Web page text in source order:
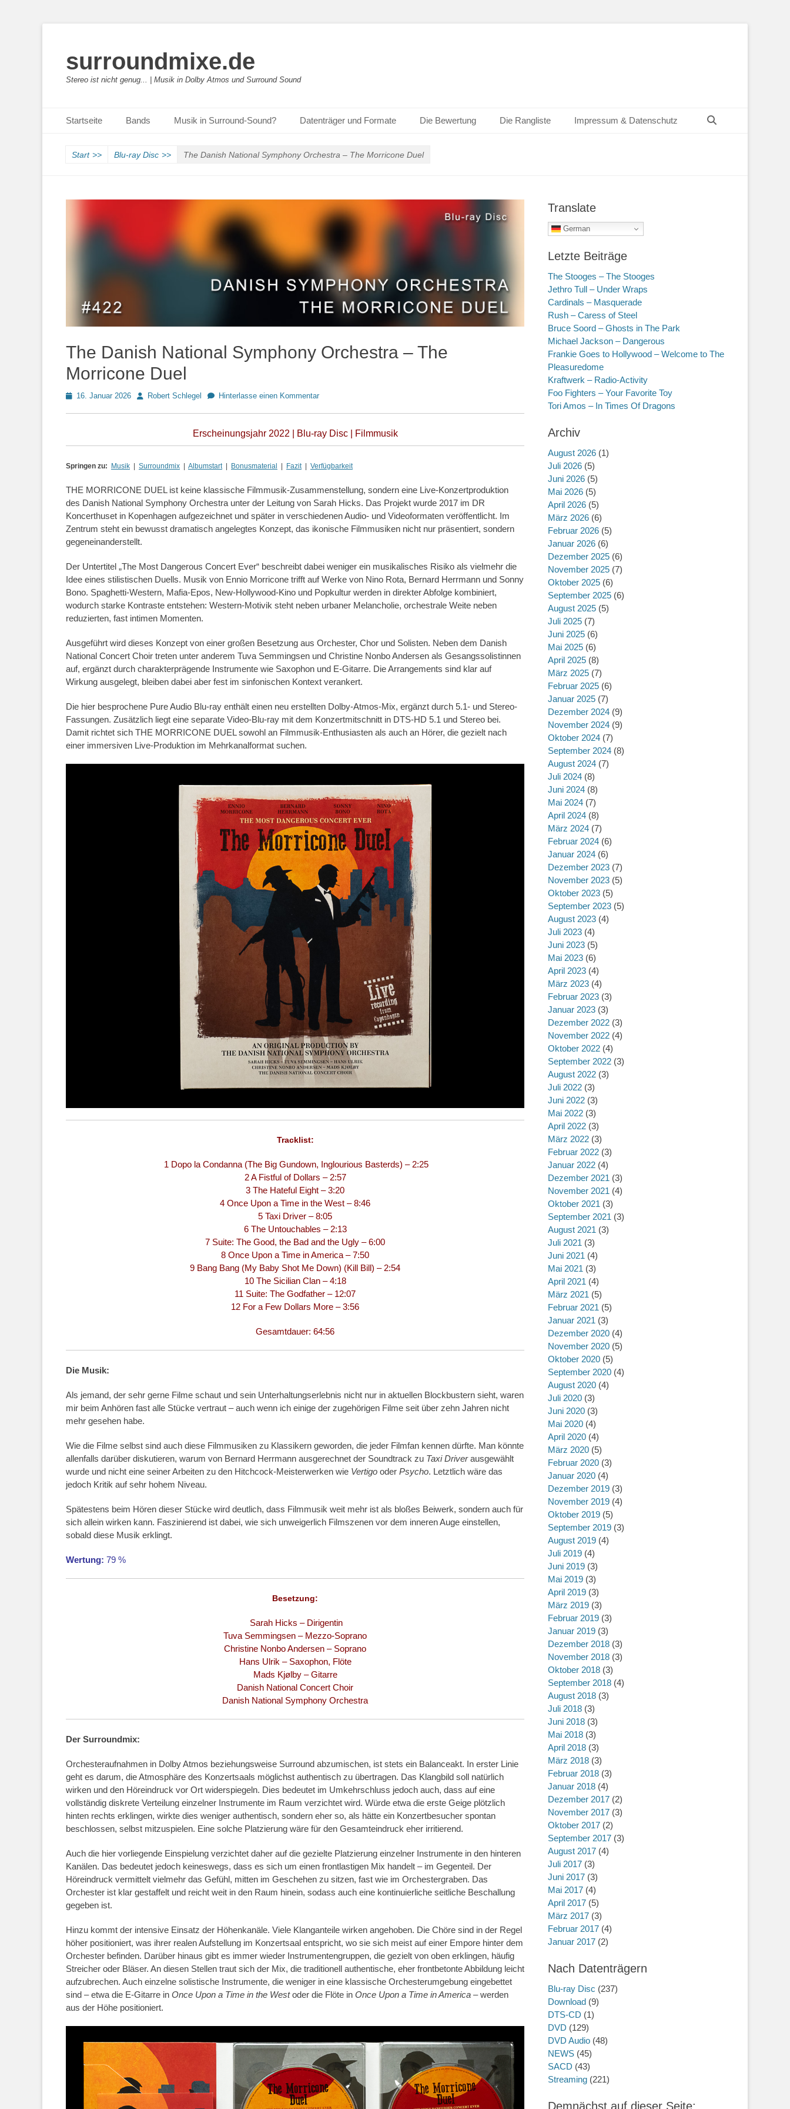
surroundmixe.de
Stereo ist nicht genug... | Musik in Dolby Atmos und Surround Sound
Primäres Menü
Inhalt
Startseite Bands Musik in Surround-Sound? Datenträger und Formate Die Bewertung Die Rangliste Impressum & Datenschutz
Start >> Blu-ray Disc >> The Danish National Symphony Orchestra – The Morricone Duel
The Danish National Symphony Orchestra – The
Morricone Duel
Posted16. Januar 2026 AutorRobert Schlegel Hinterlasse einen Kommentar
Erscheinungsjahr 2022 | Blu-ray Disc | Filmmusik
Springen zu: Musik Surroundmix Albumstart| Bonusmaterial Fazit| Verfügbarkeit
THE MORRICONE DUEL ist keine klassische Filmmusik-Zusammenstellung, sondern eine Live-Konzertproduktion
des Danish National Symphony Orchestra unter der Leitung von Sarah Hicks. Das Projekt wurde 2017 im DR
Koncerthuset in Kopenhagen aufgezeichnet und später in verschiedenen Audio- und Videoformaten veröffentlicht. Im
Zentrum steht ein bewusst dramatisch angelegtes Konzept, das ikonische Filmmusiken nicht nur präsentiert, sondern
gegeneinanderstellt.
Der Untertitel „The Most Dangerous Concert Ever“ beschreibt dabei weniger ein musikalisches Risiko als vielmehr die
Idee eines stilistischen Duells. Musik von Ennio Morricone trifft auf Werke von Nino Rota, Bernard Herrmann und Sonny
Bono. Spaghetti-Western, Mafia-Epos, New-Hollywood-Kino und Popkultur werden in direkter Abfolge kombiniert,
wodurch starke Kontraste entstehen: Western-Motivik steht neben urbaner Melancholie, orchestrale Weite neben
reduzierten, fast intimen Momenten.
Ausgeführt wird dieses Konzept von einer großen Besetzung aus Orchester, Chor und Solisten. Neben dem Danish
National Concert Choir treten unter anderem Tuva Semmingsen und Christine Nonbo Andersen als Gesangssolistinnen
auf, ergänzt durch charakterprägende Instrumente wie Saxophon und E-Gitarre. Die Arrangements sind klar auf
Wirkung ausgelegt, bleiben dabei aber fest im sinfonischen Kontext verankert.
Die hier besprochene Pure Audio Blu-ray enthält einen neu erstellten Dolby-Atmos-Mix, ergänzt durch 5.1- und Stereo-
Fassungen. Zusätzlich liegt eine separate Video-Blu-ray mit dem Konzertmitschnitt in DTS-HD 5.1 und Stereo bei.
Damit richtet sich THE MORRICONE DUEL sowohl an Filmmusik-Enthusiasten als auch an Hörer, die gezielt nach
einer immersiven Live-Produktion im Mehrkanalformat suchen.
Tracklist:
1 Dopo la Condanna (The Big Gundown, Inglourious Basterds) – 2:25
2 A Fistful of Dollars – 2:57
3 The Hateful Eight – 3:20
4 Once Upon a Time in the West – 8:46
5 Taxi Driver – 8:05
6 The Untouchables – 2:13
7 Suite: The Good, the Bad and the Ugly – 6:00
8 Once Upon a Time in America – 7:50
9 Bang Bang (My Baby Shot Me Down) (Kill Bill) – 2:54
10 The Sicilian Clan – 4:18
11 Suite: The Godfather – 12:07
12 For a Few Dollars More – 3:56
Gesamtdauer: 64:56
Die Musik:
Als jemand, der sehr gerne Filme schaut und sein Unterhaltungserlebnis nicht nur in aktuellen Blockbustern sieht, waren
mir beim Anhören fast alle Stücke vertraut – auch wenn ich einige der zugehörigen Filme seit über zehn Jahren nicht
mehr gesehen habe.
Wie die Filme selbst sind auch diese Filmmusiken zu Klassikern geworden, die jeder Filmfan kennen dürfte. Man könnte
allenfalls darüber diskutieren, warum von Bernard Herrmann ausgerechnet der Soundtrack zu Taxi Driverausgewählt
wurde und nicht eine seiner Arbeiten zu den Hitchcock-Meisterwerken wie Vertigo oder Psycho. Letztlich wäre das
jedoch Kritik auf sehr hohem Niveau.
Spätestens beim Hören dieser Stücke wird deutlich, dass Filmmusik weit mehr ist als bloßes Beiwerk, sondern auch für
sich allein wirken kann. Faszinierend ist dabei, wie sich unweigerlich Filmszenen vor dem inneren Auge einstellen,
sobald diese Musik erklingt.
Wertung: 79 %
Besetzung:
Sarah Hicks​ – Dirigentin
Tuva Semmingsen – Mezzo-Soprano​
Christine Nonbo Andersen – Soprano​
Hans Ulrik – Saxophon, Flöte​
Mads Kjølby – Gitarre​
Danish National Concert Choir​
Danish National Symphony Orchestra
Der Surroundmix:
Orchesteraufnahmen in Dolby Atmos beziehungsweise Surround abzumischen, ist stets ein Balanceakt. In erster Linie
geht es darum, die Atmosphäre des Konzertsaals möglichst authentisch zu übertragen. Das Klangbild soll natürlich
wirken und den Höreindruck vor Ort widerspiegeln. Dies bedeutet im Umkehrschluss jedoch auch, dass auf eine
vollständig diskrete Verteilung einzelner Instrumente im Raum verzichtet wird. Würde etwa die erste Geige plötzlich
hinten rechts erklingen, wirkte dies weniger authentisch, sondern eher so, als hätte ein Konzertbesucher spontan
beschlossen, selbst mitzuspielen. Eine solche Platzierung wäre für den Gesamteindruck eher irritierend.
Auch die hier vorliegende Einspielung verzichtet daher auf die gezielte Platzierung einzelner Instrumente in den hinteren
Kanälen. Das bedeutet jedoch keineswegs, dass es sich um einen frontlastigen Mix handelt – im Gegenteil. Der
Höreindruck vermittelt vielmehr das Gefühl, mitten im Geschehen zu sitzen, fast wie im Orchestergraben. Das
Orchester ist klar gestaffelt und reicht weit in den Raum hinein, sodass auch eine kontinuierliche seitliche Beschallung
gegeben ist.
Hinzu kommt der intensive Einsatz der Höhenkanäle. Viele Klanganteile wirken angehoben. Die Chöre sind in der Regel
höher positioniert, was ihrer realen Aufstellung im Konzertsaal entspricht, wo sie sich meist auf einer Empore hinter dem
Orchester befinden. Darüber hinaus gibt es immer wieder Instrumentengruppen, die gezielt von oben erklingen, häufig
Streicher oder Bläser. An diesen Stellen traut sich der Mix, die traditionell authentische, eher frontbetonte Abbildung leicht
aufzubrechen. Auch einzelne solistische Instrumente, die weniger in eine klassische Orchesterumgebung eingebettet
sind – etwa die E-Gitarre in Once Upon a Time in the Westoder die Flöte in Once Upon a Time in America – werden
aus der Höhe positioniert.
Translate
German
Letzte Beiträge
The Stooges – The Stooges
Jethro Tull – Under Wraps
Cardinals – Masquerade
Rush – Caress of Steel
Bruce Soord – Ghosts in The Park
Michael Jackson – Dangerous
Frankie Goes to Hollywood – Welcome to The
Pleasuredome
Kraftwerk – Radio-Activity
Foo Fighters – Your Favorite Toy
Tori Amos – In Times Of Dragons
Archiv
August 2026 (1)
Juli 2026 (5)
Juni 2026 (5)
Mai 2026 (5)
April 2026 (5)
März 2026 (6)
Februar 2026 (5)
Januar 2026 (6)
Dezember 2025 (6)
November 2025 (7)
Oktober 2025 (6)
September 2025 (6)
August 2025 (5)
Juli 2025 (7)
Juni 2025 (6)
Mai 2025 (6)
April 2025 (8)
März 2025 (7)
Februar 2025 (6)
Januar 2025 (7)
Dezember 2024 (9)
November 2024 (9)
Oktober 2024 (7)
September 2024 (8)
August 2024 (7)
Juli 2024 (8)
Juni 2024 (8)
Mai 2024 (7)
April 2024 (8)
März 2024 (7)
Februar 2024 (6)
Januar 2024 (6)
Dezember 2023 (7)
November 2023 (5)
Oktober 2023 (5)
September 2023 (5)
August 2023 (4)
Juli 2023 (4)
Juni 2023 (5)
Mai 2023 (6)
April 2023 (4)
März 2023 (4)
Februar 2023 (3)
Januar 2023 (3)
Dezember 2022 (3)
November 2022 (4)
Oktober 2022 (4)
September 2022 (3)
August 2022 (3)
Juli 2022 (3)
Juni 2022 (3)
Mai 2022 (3)
April 2022 (3)
März 2022 (3)
Februar 2022 (3)
Januar 2022 (4)
Dezember 2021 (3)
November 2021 (4)
Oktober 2021 (3)
September 2021 (3)
August 2021 (3)
Juli 2021 (3)
Juni 2021 (4)
Mai 2021 (3)
April 2021 (4)
März 2021 (5)
Februar 2021 (5)
Januar 2021 (3)
Dezember 2020 (4)
November 2020 (5)
Oktober 2020 (5)
September 2020 (4)
August 2020 (4)
Juli 2020 (3)
Juni 2020 (3)
Mai 2020 (4)
April 2020 (4)
März 2020 (5)
Februar 2020 (3)
Januar 2020 (4)
Dezember 2019 (3)
November 2019 (4)
Oktober 2019 (5)
September 2019 (3)
August 2019 (4)
Juli 2019 (4)
Juni 2019 (3)
Mai 2019 (3)
April 2019 (3)
März 2019 (3)
Februar 2019 (3)
Januar 2019 (3)
Dezember 2018 (3)
November 2018 (3)
Oktober 2018 (3)
September 2018 (4)
August 2018 (3)
Juli 2018 (3)
Juni 2018 (3)
Mai 2018 (3)
April 2018 (3)
März 2018 (3)
Februar 2018 (3)
Januar 2018 (4)
Dezember 2017 (2)
November 2017 (3)
Oktober 2017 (2)
September 2017 (3)
August 2017 (4)
Juli 2017 (3)
Juni 2017 (3)
Mai 2017 (4)
April 2017 (5)
März 2017 (3)
Februar 2017 (4)
Januar 2017 (2)
Nach Datenträgern
Blu-ray Disc (237)
Download (9)
DTS-CD (1)
DVD (129)
DVD Audio (48)
NEWS (45)
SACD (43)
Streaming (221)
Demnächst auf dieser Seite: